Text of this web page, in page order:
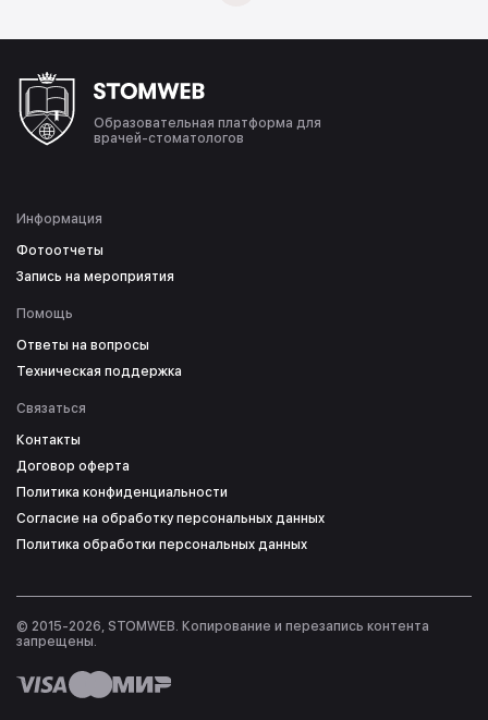
Образовательная платформа для
врачей-стоматологов
Информация
Фотоотчеты
Запись на мероприятия
Помощь
Ответы на вопросы
Техническая поддержка
Связаться
Контакты
Договор оферта
Политика конфиденциальности
Согласие на обработку персональных данных
Политика обработки персональных данных
© 2015-2026, STOMWEB. Копирование и перезапись контента
запрещены.